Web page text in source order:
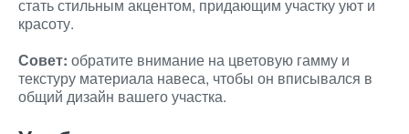
стать стильным акцентом, придающим участку уют и
красоту.
Совет: обратите внимание на цветовую гамму и
текстуру материала навеса, чтобы он вписывался в
общий дизайн вашего участка.